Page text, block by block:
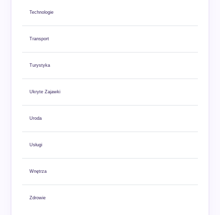
Technologie
Transport
Turystyka
Ukryte Zajawki
Uroda
Usługi
Wnętrza
Zdrowie